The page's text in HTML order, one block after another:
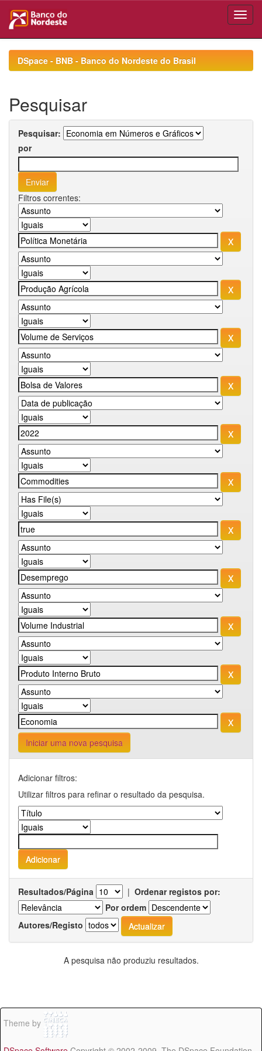
navigationDSpace - BNB - Banco do Nordeste do Brasil
Pesquisar
Pesquisar:
por
Filtros correntes:
Iniciar uma nova pesquisa
Adicionar filtros:
Utilizar filtros para refinar o resultado da pesquisa.
Resultados/Página | Ordenar registos por:
Por ordem
Autores/Registo
A pesquisa não produziu resultados.
Theme by